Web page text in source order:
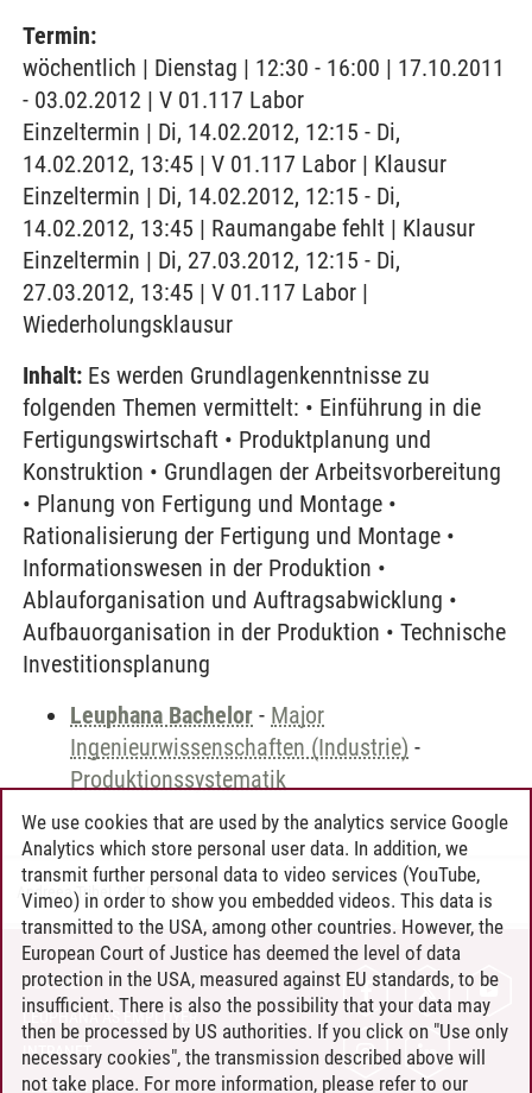
Termin:
wöchentlich | Dienstag | 12:30 - 16:00 | 17.10.2011
- 03.02.2012 | V 01.117 Labor
Einzeltermin | Di, 14.02.2012, 12:15 - Di,
14.02.2012, 13:45 | V 01.117 Labor | Klausur
Einzeltermin | Di, 14.02.2012, 12:15 - Di,
14.02.2012, 13:45 | Raumangabe fehlt | Klausur
Einzeltermin | Di, 27.03.2012, 12:15 - Di,
27.03.2012, 13:45 | V 01.117 Labor |
Wiederholungsklausur
Inhalt: Es werden Grundlagenkenntnisse zu
folgenden Themen vermittelt: • Einführung in die
Fertigungswirtschaft • Produktplanung und
Konstruktion • Grundlagen der Arbeitsvorbereitung
• Planung von Fertigung und Montage •
Rationalisierung der Fertigung und Montage •
Informationswesen in der Produktion •
Ablauforganisation und Auftragsabwicklung •
Aufbauorganisation in der Produktion • Technische
Investitionsplanung
Leuphana Bachelor - Major
Ingenieurwissenschaften (Industrie) -
Produktionssystematik
Andreea Tribel 30.06.2024
CONTACT
LEUPHANA AS EMPLOYER
INTRANET
SITE NOTICE
We use cookies that are used by the analytics service Google
Analytics which store personal user data. In addition, we
transmit further personal data to video services (YouTube,
Vimeo) in order to show you embedded videos. This data is
transmitted to the USA, among other countries. However, the
European Court of Justice has deemed the level of data
protection in the USA, measured against EU standards, to be
insufficient. There is also the possibility that your data may
then be processed by US authorities. If you click on "Use only
necessary cookies", the transmission described above will
not take place. For more information, please refer to our